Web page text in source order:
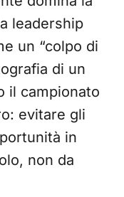
leadership
un “colpo di
di un
il campionato
evitare gli
in
non da